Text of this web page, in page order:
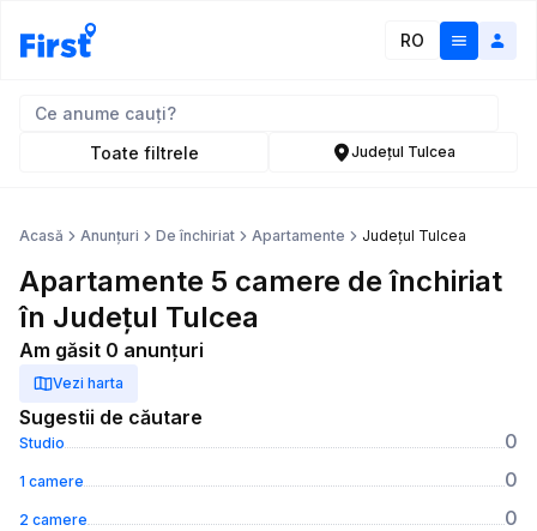
RO
Toate filtrele Județul Tulcea
Acasă Anunțuri De închiriat Apartamente Județul Tulcea
Apartamente 5 camere de închiriat
în Județul Tulcea
Am găsit 0 anunțuri
Vezi harta
Sugestii de căutare
Studio 0
1 camere 0
2 camere 0